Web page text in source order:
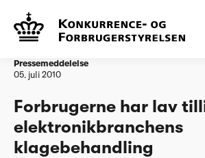
Forside
klagebehandling
Pressemeddelelse
05. juli 2010
Forbrugerne har lav
elektronikbranchens
klagebehandling